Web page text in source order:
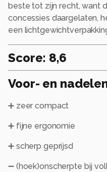
beste tot zijn recht, want
concessies daargelaten,
een
Score: 8,6
Voor- en
➕ zeer compact
➕ fijne ergonomie
➕ scherp geprijsd
➖ (hoek)onscherpte bij